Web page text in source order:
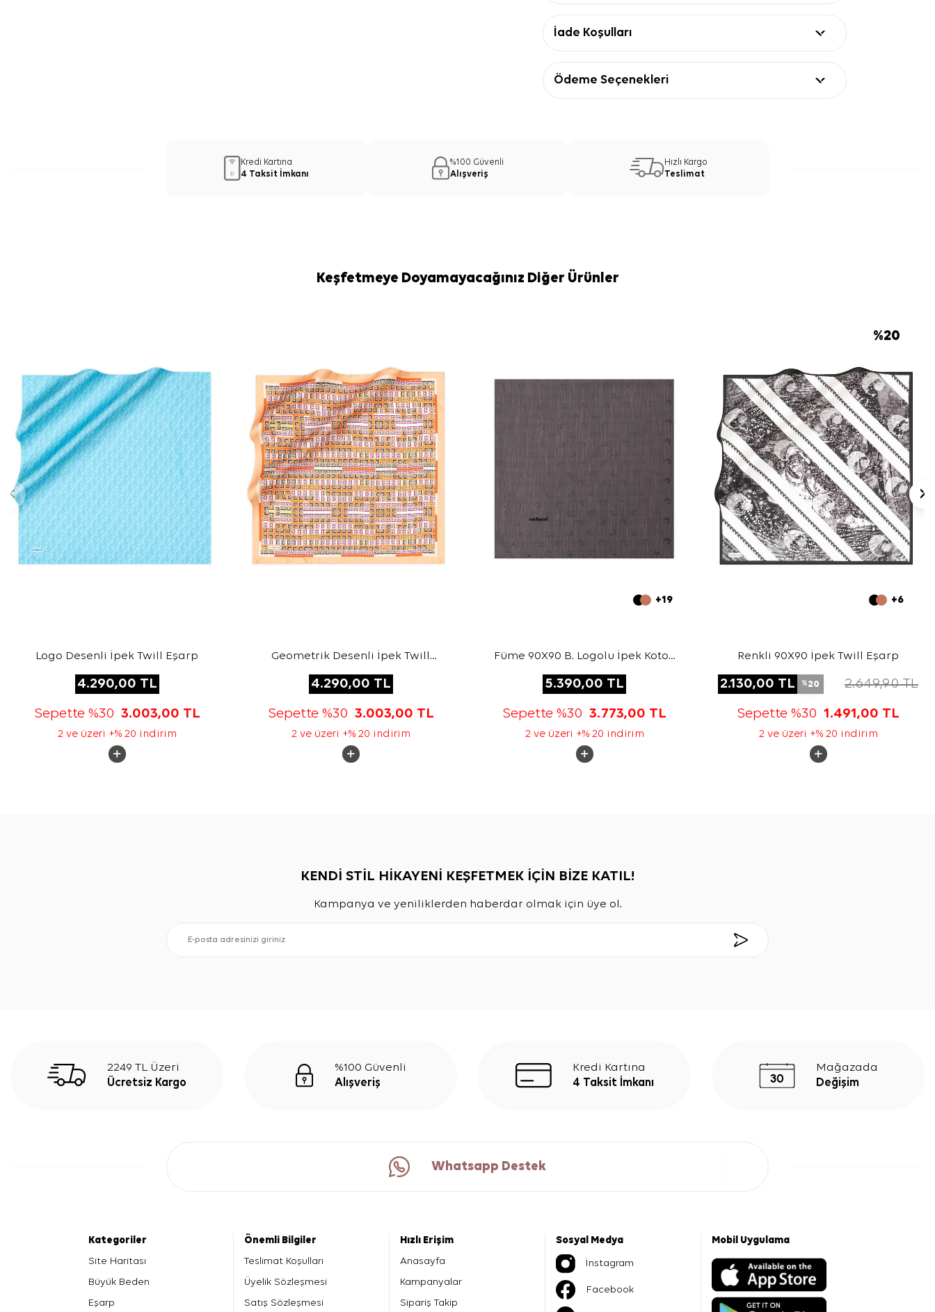
İade Koşulları
Ödeme Seçenekleri
Kredi Kartına
4 Taksit İmkanı
%100 Güvenli
Alışveriş
Hızlı Kargo
Teslimat
Keşfetmeye Doyamayacağınız Diğer Ürünler
Logo Desenli İpek Twill Eşarp
4.290,00 TL
Sepette %30 3.003,00 TL
2 ve üzeri +% 20 indirim
Geometrik Desenli İpek Twill
4.290,00 TL
Sepette %30 3.003,00 TL
2 ve üzeri +% 20 indirim
+19
Füme 90X90 B. Logolu İpek Koton
5.390,00 TL
Sepette %30 3.773,00 TL
2 ve üzeri +% 20 indirim
%20
+6
Renkli 90X90 İpek Twill Eşarp
2.130,00 TL %20 2.649,90TL
Sepette %30 1.491,00 TL
2 ve üzeri +% 20 indirim
KENDİ STİL HİKAYENİ KEŞFETMEK İÇİN BİZE KATIL!
Kampanya ve yeniliklerden haberdar olmak için üye ol.
2249 TL Üzeri
Ücretsiz Kargo
%100 Güvenli
Alışveriş
Kredi Kartına
4 Taksit İmkanı
Mağazada
Değişim
Whatsapp Destek
Kategoriler
Site Haritası
Büyük Beden
Eşarp
Önemli Bilgiler
Teslimat Koşulları
Üyelik Sözleşmesi
Satış Sözleşmesi
Hızlı Erişim
Anasayfa
Kampanyalar
Sipariş Takip
Sosyal Medya
İnstagram
Facebook
Mobil Uygulama